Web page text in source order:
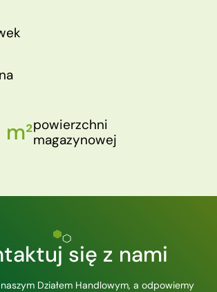
powierzchni
magazynowej
się z nami
Działem Handlowym, a odpowiemy